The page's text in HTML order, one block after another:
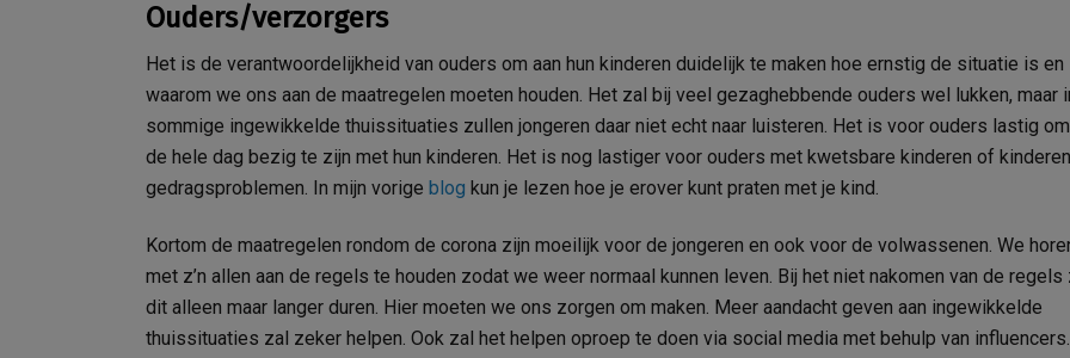
Ouders/verzorgers
Het is de verantwoordelijkheid van ouders om aan hun kinderen duidelijk te maken hoe ernstig de situatie is en
waarom we ons aan de maatregelen moeten houden. Het zal bij veel gezaghebbende ouders wel lukken, maar
sommige ingewikkelde thuissituaties zullen jongeren daar niet echt naar luisteren. Het is voor ouders lastig
de hele dag bezig te zijn met hun kinderen. Het is nog lastiger voor ouders met kwetsbare kinderen of
gedragsproblemen. In mijn vorige blog kun je lezen hoe je erover kunt praten met je kind.
Kortom de maatregelen rondom de corona zijn moeilijk voor de jongeren en ook voor de volwassenen. We
met z’n allen aan de regels te houden zodat we weer normaal kunnen leven. Bij het niet nakomen van de regels
dit alleen maar langer duren. Hier moeten we ons zorgen om maken. Meer aandacht geven aan ingewikkelde
thuissituaties zal zeker helpen. Ook zal het helpen oproep te doen via social media met behulp van influencers.